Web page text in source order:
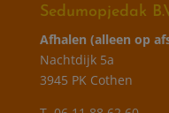
Sedumopjedak
Afhalen (alleen op
Nachtdijk 5a
3945 PK Cothen